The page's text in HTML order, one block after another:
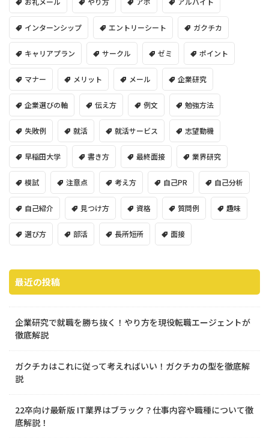
インターンシップ エントリーシート ガクチカ
キャリアプラン サークル ゼミ ポイント
マナー メリット メール 企業研究
企業選びの軸 伝え方 例文 勉強方法
失敗例 就活 就活サービス 志望動機
早稲田大学 書き方 最終面接 業界研究
模試 注意点 考え方 自己PR 自己分析
自己紹介 見つけ方 資格 質問例 趣味
選び方 部活 長所短所 面接
最近の投稿
企業研究で就職を勝ち抜く！やり方を現役転職エージェントが
徹底解説
ガクチカはこれに従って考えればいい！ガクチカの型を徹底解
説
22卒向け最新版 IT業界はブラック？仕事内容や職種について徹
底解説！